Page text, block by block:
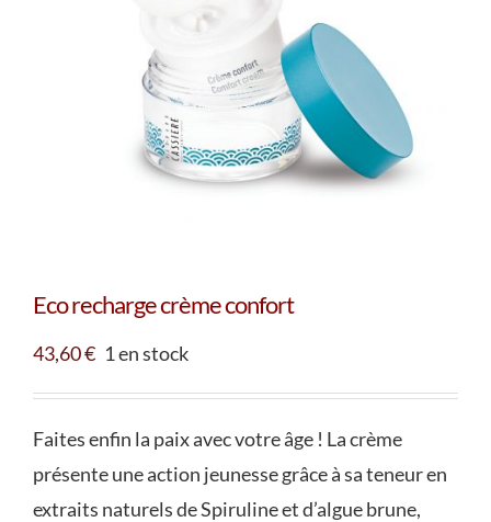
Eco recharge crème confort
43,60€ 1 en stock
Faites enfin la paix avec votre âge ! La crème
présente une action jeunesse grâce à sa teneur en
extraits naturels de Spiruline et d’algue brune,